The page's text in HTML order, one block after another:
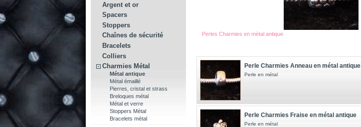
Argent et or
Spacers
Stoppers
Chaînes de sécurité
Bracelets
Colliers
Charmies Métal
Métal antique
Métal émaillé
Pierres, cristal et strass
Breloques métal
Métal et verre
Stoppers Métal
Bracelets métal
Perles Charmies en métal antique
Perle Charmies Anneau en métal antique
Perle en métal
Perle Charmies Fraise en métal antique
Perle en métal